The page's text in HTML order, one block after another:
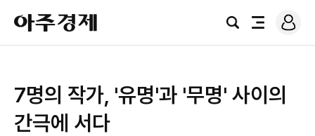
아
주
경
검
전
로
그
7명의 작가, '유명'과 '무명' 사이의
간극에 서다